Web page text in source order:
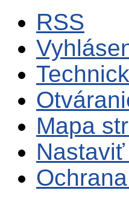
RSS
Mapa